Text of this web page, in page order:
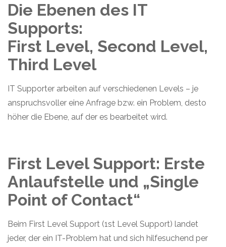
Die Ebenen des IT
Supports:
First Level, Second Level,
Third Level
IT Supporter arbeiten auf verschiedenen Levels – je
anspruchsvoller eine Anfrage bzw. ein Problem, desto
höher die Ebene, auf der es bearbeitet wird.
First Level Support: Erste
Anlaufstelle und „Single
Point of Contact“
Beim First Level Support (1st Level Support) landet
jeder, der ein IT-Problem hat und sich hilfesuchend per